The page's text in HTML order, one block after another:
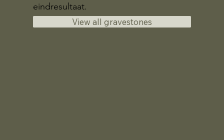
eindresultaat.
View all gravestones